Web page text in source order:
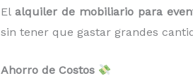
Elalquiler de mobiliario para
sin tener que gastar grandes
Ahorro de Costos